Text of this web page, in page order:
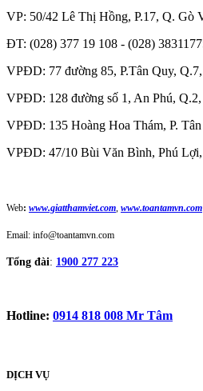
VP: 50/42 Lê Thị Hồng, P.17, Q. Gò
ĐT: (028) 377 19 108 - (028)
VPĐD: 77 đường 85, P.Tân Quy,
VPĐD: 128 đường số 1, An Phú,
VPĐD: 135 Hoàng Hoa Thám, P.
VPĐD: 47/10 Bùi Văn Bình, Phú
Web: www.giatthamviet.com, www.toantamvn.com
Email: info@toantamvn.com
Tổng đài: 1900 277 223
Hotline: 0914 818 008 Mr Tâm
DỊCH VỤ